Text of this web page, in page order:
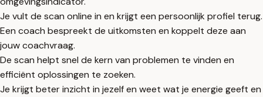
Je vult de scan online in en krijgt een persoonlijk profiel terug.
Een coach bespreekt de uitkomsten en koppelt deze aan
jouw coachvraag.
De scan helpt snel de kern van problemen te vinden en
efficiënt oplossingen te zoeken.
Je krijgt beter inzicht in jezelf en weet wat je energie geeft en